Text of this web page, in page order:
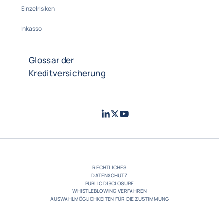
Einzelrisiken
Inkasso
Glossar der
Kreditversicherung
LinkedIn
TwitterYoutube
RECHTLICHES
DATENSCHUTZ
PUBLIC DISCLOSURE
WHISTLEBLOWING VERFAHREN
AUSWAHLMÖGLICHKEITEN FÜR DIE ZUSTIMMUNG